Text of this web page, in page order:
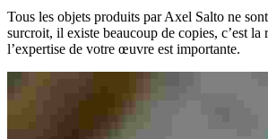
Tous les objets produits par Axel Salto ne
surcroit, il existe beaucoup de copies, c’est la
l’expertise de votre œuvre est importante.